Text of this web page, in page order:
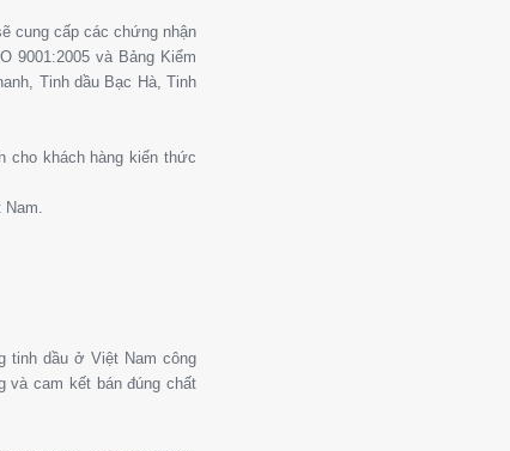
cung cấp các chứng nhận
9001:2005 và Bảng Kiểm
Tinh dầu Bạc Hà, Tinh
cho khách hàng kiến thức
tinh dầu ở Việt Nam công
và cam kết bán đúng chất